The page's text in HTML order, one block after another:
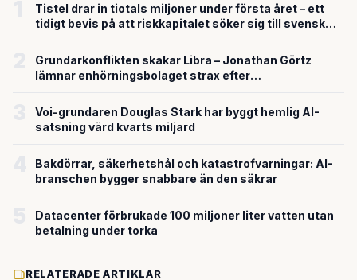
Tistel drar in tiotals miljoner under första året – ett
tidigt bevis på att riskkapitalet söker sig till svensk
Grundarkonflikten skakar Libra – Jonathan Görtz
lämnar enhörningsbolaget strax efter
Voi-grundaren Douglas Stark har byggt hemlig AI-
satsning värd kvarts miljard
Bakdörrar, säkerhetshål och katastrofvarningar: AI-
branschen bygger snabbare än den säkrar
Datacenter förbrukade 100 miljoner liter vatten utan
betalning under torka
RELATERADE ARTIKLAR